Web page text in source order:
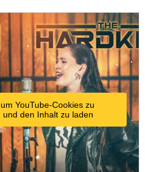
YouTube-Cookies zu
und den Inhalt zu laden